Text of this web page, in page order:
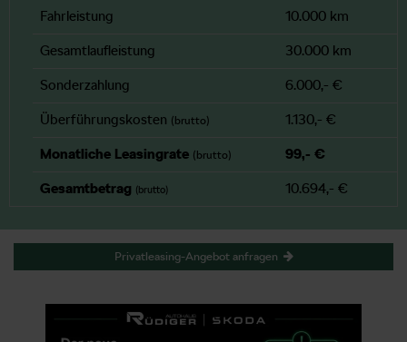
Fahrleistung 10.000 km
Gesamtlaufleistung 30.000 km
Sonderzahlung 6.000,- €
Überführungskosten (brutto) 1.130,- €
Monatliche Leasingrate (brutto) 99,- €
Gesamtbetrag (brutto) 10.694,- €
Privatleasing-Angebot anfragen